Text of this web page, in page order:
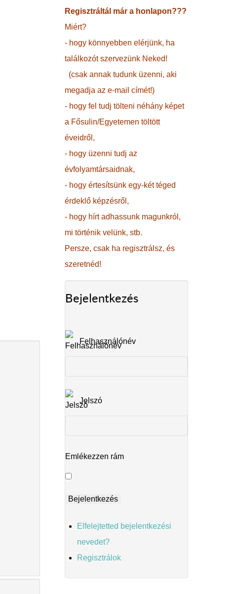
Regisztráltál már a honlapon???
Miért?
- hogy könnyebben elérjünk, ha
találkozót szervezünk Neked!
(csak annak tudunk üzenni, aki
megadja az e-mail címét!)
- hogy fel tudj tölteni néhány képet
a Fősulin/Egyetemen töltött
éveidről,
- hogy üzenni tudj az
évfolyamtársaidnak,
- hogy értesítsünk egy-két téged
érdeklő képzésről,
- hogy hírt adhassunk magunkról,
mi történik velünk, stb.
Persze, csak ha regisztrálsz, és
szeretnéd!
Bejelentkezés
Felhasználónév
Jelszó
Emlékezzen rám
Elfelejtetted bejelentkezési
nevedet?
Regisztrálok